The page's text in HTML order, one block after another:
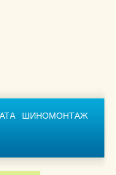
ШИНОМОНТАЖ